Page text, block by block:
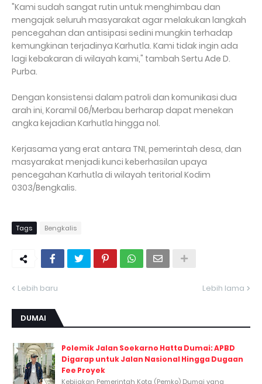
"Kami sudah sangat rutin untuk menghimbau dan
mengajak seluruh masyarakat agar melakukan langkah
pencegahan dan antisipasi sedini mungkin terhadap
kemungkinan terjadinya Karhutla. Kami tidak ingin ada
lagi kebakaran di wilayah kami," tambah Sertu Ade D.
Purba.
Dengan konsistensi dalam patroli dan komunikasi dua
arah ini, Koramil 06/Merbau berharap dapat menekan
angka kejadian Karhutla hingga nol.
Kerjasama yang erat antara TNI, pemerintah desa, dan
masyarakat menjadi kunci keberhasilan upaya
pencegahan Karhutla di wilayah teritorial Kodim
0303/Bengkalis.
Tags Bengkalis
Lebih baru Lebih lama
DUMAI
Polemik Jalan Soekarno Hatta Dumai: APBD
Digarap untuk Jalan Nasional Hingga Dugaan
Fee Proyek
Kebijakan Pemerintah Kota (Pemko) Dumai yang